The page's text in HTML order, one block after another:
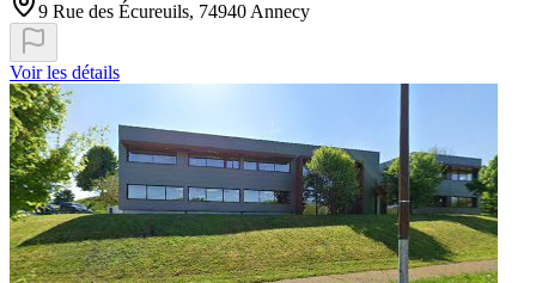
9 Rue des Écureuils, 74940 Annecy
Voir les détails